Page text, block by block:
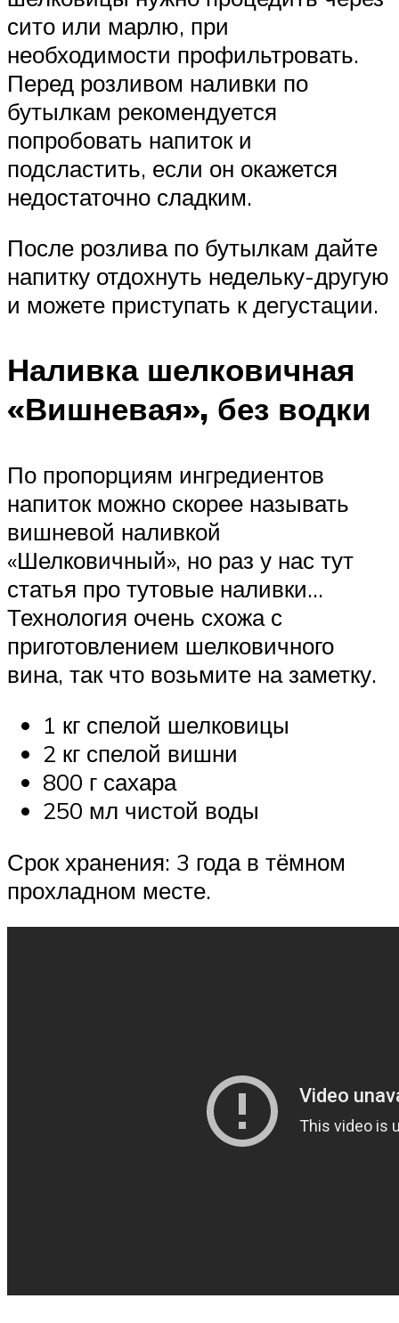
сито или марлю, при
необходимости профильтровать.
Перед розливом наливки по
бутылкам рекомендуется
попробовать напиток и
подсластить, если он окажется
недостаточно сладким.
После розлива по бутылкам дайте
напитку отдохнуть недельку-другую
и можете приступать к дегустации.
Наливка шелковичная
«Вишневая», без водки
По пропорциям ингредиентов
напиток можно скорее называть
вишневой наливкой
«Шелковичный», но раз у нас тут
статья про тутовые наливки…
Технология очень схожа с
приготовлением шелковичного
вина, так что возьмите на заметку.
1 кг спелой шелковицы
2 кг спелой вишни
800 г сахара
250 мл чистой воды
Срок хранения: 3 года в тёмном
прохладном месте.